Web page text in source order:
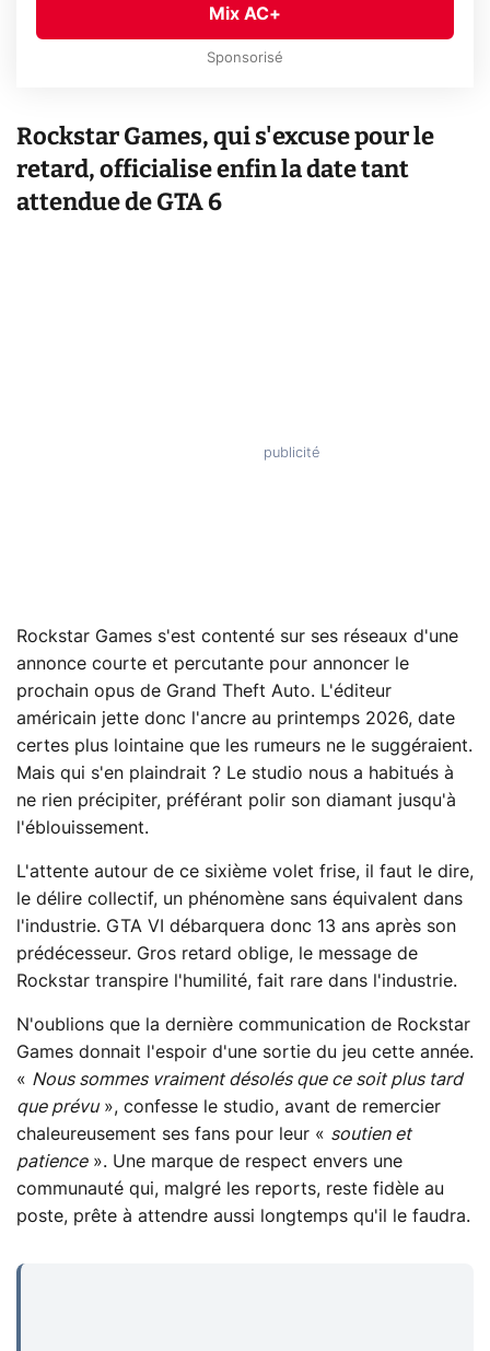
Mix AC+
Sponsorisé
Rockstar Games, qui s'excuse pour le
retard, officialise enfin la date tant
attendue de GTA 6
Rockstar Games s'est contenté sur ses réseaux d'une
annonce courte et percutante pour annoncer le
prochain opus de Grand Theft Auto. L'éditeur
américain jette donc l'ancre au printemps 2026, date
certes plus lointaine que les rumeurs ne le suggéraient.
Mais qui s'en plaindrait ? Le studio nous a habitués à
ne rien précipiter, préférant polir son diamant jusqu'à
l'éblouissement.
L'attente autour de ce sixième volet frise, il faut le dire,
le délire collectif, un phénomène sans équivalent dans
l'industrie. GTA VI débarquera donc 13 ans après son
prédécesseur. Gros retard oblige, le message de
Rockstar transpire l'humilité, fait rare dans l'industrie.
N'oublions que la dernière communication de Rockstar
Games donnait l'espoir d'une sortie du jeu cette année.
« Nous sommes vraiment désolés que ce soit plus tard
que prévu», confesse le studio, avant de remercier
chaleureusement ses fans pour leur « soutien et
patience». Une marque de respect envers une
communauté qui, malgré les reports, reste fidèle au
poste, prête à attendre aussi longtemps qu'il le faudra.